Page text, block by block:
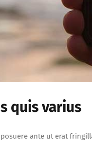
quis varius
ante ut erat